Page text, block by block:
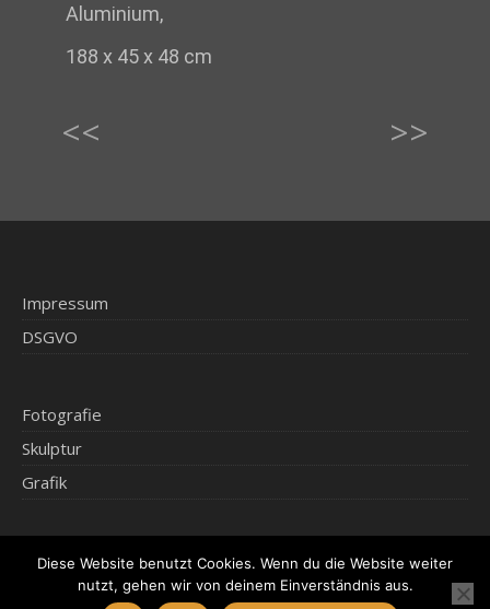
Aluminium,
188 x 45 x 48 cm
<< >>
Impressum
DSGVO
Fotografie
Skulptur
Grafik
2026 © Klaus Kammerichs
Diese Website benutzt Cookies. Wenn du die Website weiter
nutzt, gehen wir von deinem Einverständnis aus.